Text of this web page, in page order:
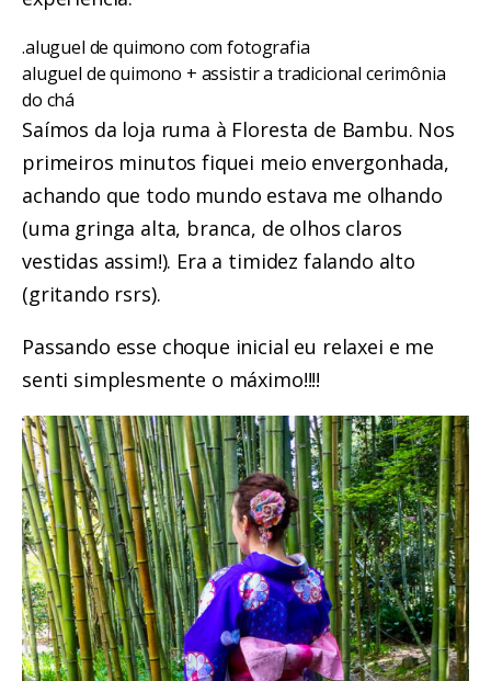
.aluguel de quimono com fotografia
aluguel de quimono + assistir a tradicional cerimônia
do chá
Saímos da loja ruma à Floresta de Bambu. Nos
primeiros minutos fiquei meio envergonhada,
achando que todo mundo estava me olhando
(uma gringa alta, branca, de olhos claros
vestidas assim!). Era a timidez falando alto
(gritando rsrs).
Passando esse choque inicial eu relaxei e me
senti simplesmente o máximo!!!!